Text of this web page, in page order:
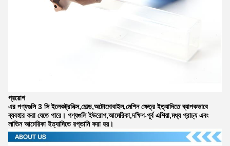
প্রয়োগ
এর পণ্যগুলি 3 সি ইলেকট্রনিক্স,মোল্ড,অটোমোবাইল,মেশিন ক্ষেত্র ইত্যাদিতে ব্যাপকভাবে
ব্যবহার করা যেতে পারে। পণ্যগুলি ইউরোপ,আমেরিকা,দক্ষিণ-পূর্ব এশিয়া,মধ্য প্রাচ্য এবং
লাতিন আমেরিকা ইত্যাদিতে রপ্তানি করা হয়।